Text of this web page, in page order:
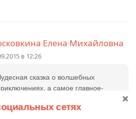
Елена Михайловна
в 12:26
сказка о волшебных
а самое главное-
фантазёрка.
сетях